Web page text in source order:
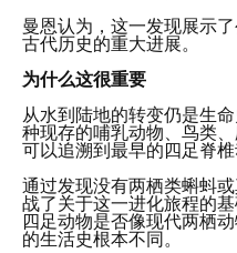
曼恩认为，这一发现展示
古代历史的重大进展。
为什么这很重要
从水到陆地的转变仍是生
种现存的哺乳动物、鸟类
可以追溯到最早的四足脊椎
通过发现没有两栖类蝌蚪
战了关于这一进化旅程的
四足动物是否像现代两栖
的生活史根本不同。